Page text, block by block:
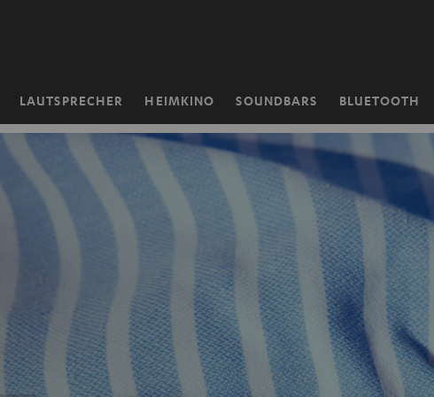
LAUTSPRECHER HEIMKINO SOUNDBARS BLUETOOTH
Startseite